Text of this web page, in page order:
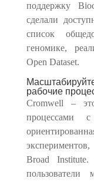
поддержку
сделали
список
геномике,
Open Dataset.
рабочие
Cromwell –
процессами
Broad